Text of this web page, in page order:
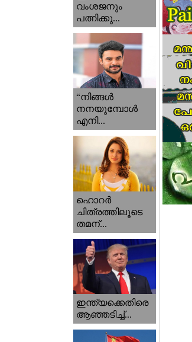
വംശജനും
പത്നിക്കു...
“നിങ്ങള്‍
നനയുമ്പോള്‍
എനി...
ഹൊറര്‍
ചിത്രത്തിലൂടെ
തമന്...
ഇന്ത്യക്കെതിരെ
ആഞ്ഞടിച്ച്...